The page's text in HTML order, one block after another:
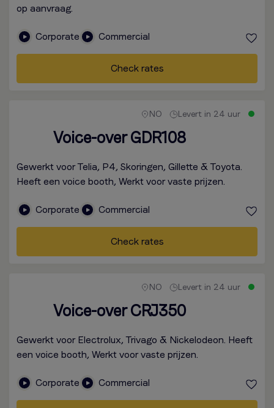
op aanvraag.
Corporate Commercial
Check rates
NO Levert in 24 uur
Voice-over GDR108
Gewerkt voor Telia, P4, Skoringen, Gillette & Toyota.
Heeft een voice booth, Werkt voor vaste prijzen.
Corporate Commercial
Check rates
NO Levert in 24 uur
Voice-over CRJ350
Gewerkt voor Electrolux, Trivago & Nickelodeon. Heeft
een voice booth, Werkt voor vaste prijzen.
Corporate Commercial